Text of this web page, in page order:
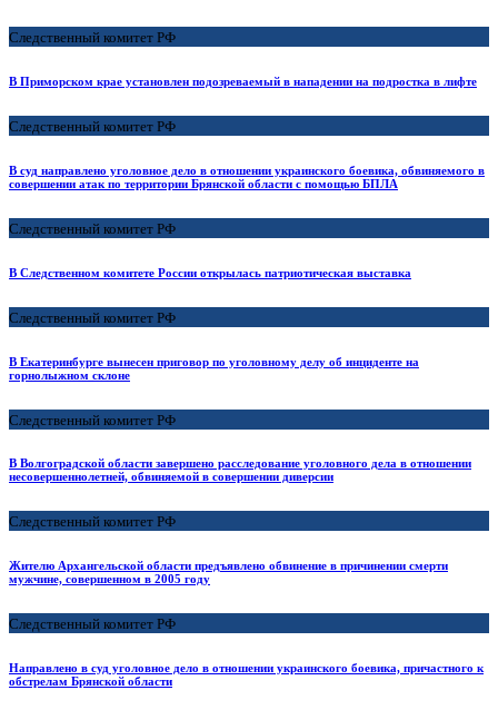
Следственный комитет РФ
В Приморском крае установлен подозреваемый в нападении на подростка в лифте
Следственный комитет РФ
В суд направлено уголовное дело в отношении украинского боевика, обвиняемого в
совершении атак по территории Брянской области с помощью БПЛА
Следственный комитет РФ
В Следственном комитете России открылась патриотическая выставка
Следственный комитет РФ
В Екатеринбурге вынесен приговор по уголовному делу об инциденте на
горнолыжном склоне
Следственный комитет РФ
В Волгоградской области завершено расследование уголовного дела в отношении
несовершеннолетней, обвиняемой в совершении диверсии
Следственный комитет РФ
Жителю Архангельской области предъявлено обвинение в причинении смерти
мужчине, совершенном в 2005 году
Следственный комитет РФ
Направлено в суд уголовное дело в отношении украинского боевика, причастного к
обстрелам Брянской области